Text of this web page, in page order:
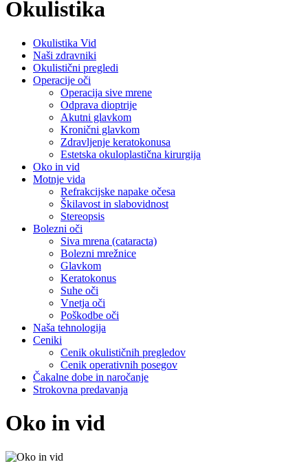
Okulistika
Okulistika Vid
Naši zdravniki
Okulistični pregledi
Operacije oči
Operacija sive mrene
Odprava dioptrije
Akutni glavkom
Kronični glavkom
Zdravljenje keratokonusa
Estetska okuloplastična kirurgija
Oko in vid
Motnje vida
Refrakcijske napake očesa
Škilavost in slabovidnost
Stereopsis
Bolezni oči
Siva mrena (cataracta)
Bolezni mrežnice
Glavkom
Keratokonus
Suhe oči
Vnetja oči
Poškodbe oči
Naša tehnologija
Ceniki
Cenik okulističnih pregledov
Cenik operativnih posegov
Čakalne dobe in naročanje
Strokovna predavanja
Oko in vid